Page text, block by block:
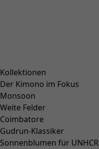
Kollektionen
Der Kimono im Fokus
Monsoon
Weite Felder
Coimbatore
Gudrun-Klassiker
Sonnenblumen für UNHCR